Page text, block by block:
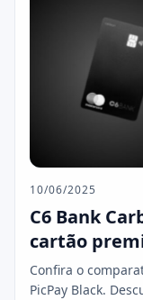
10/06/2025
C6 Bank
cartão
Confira o
PicPay Black.